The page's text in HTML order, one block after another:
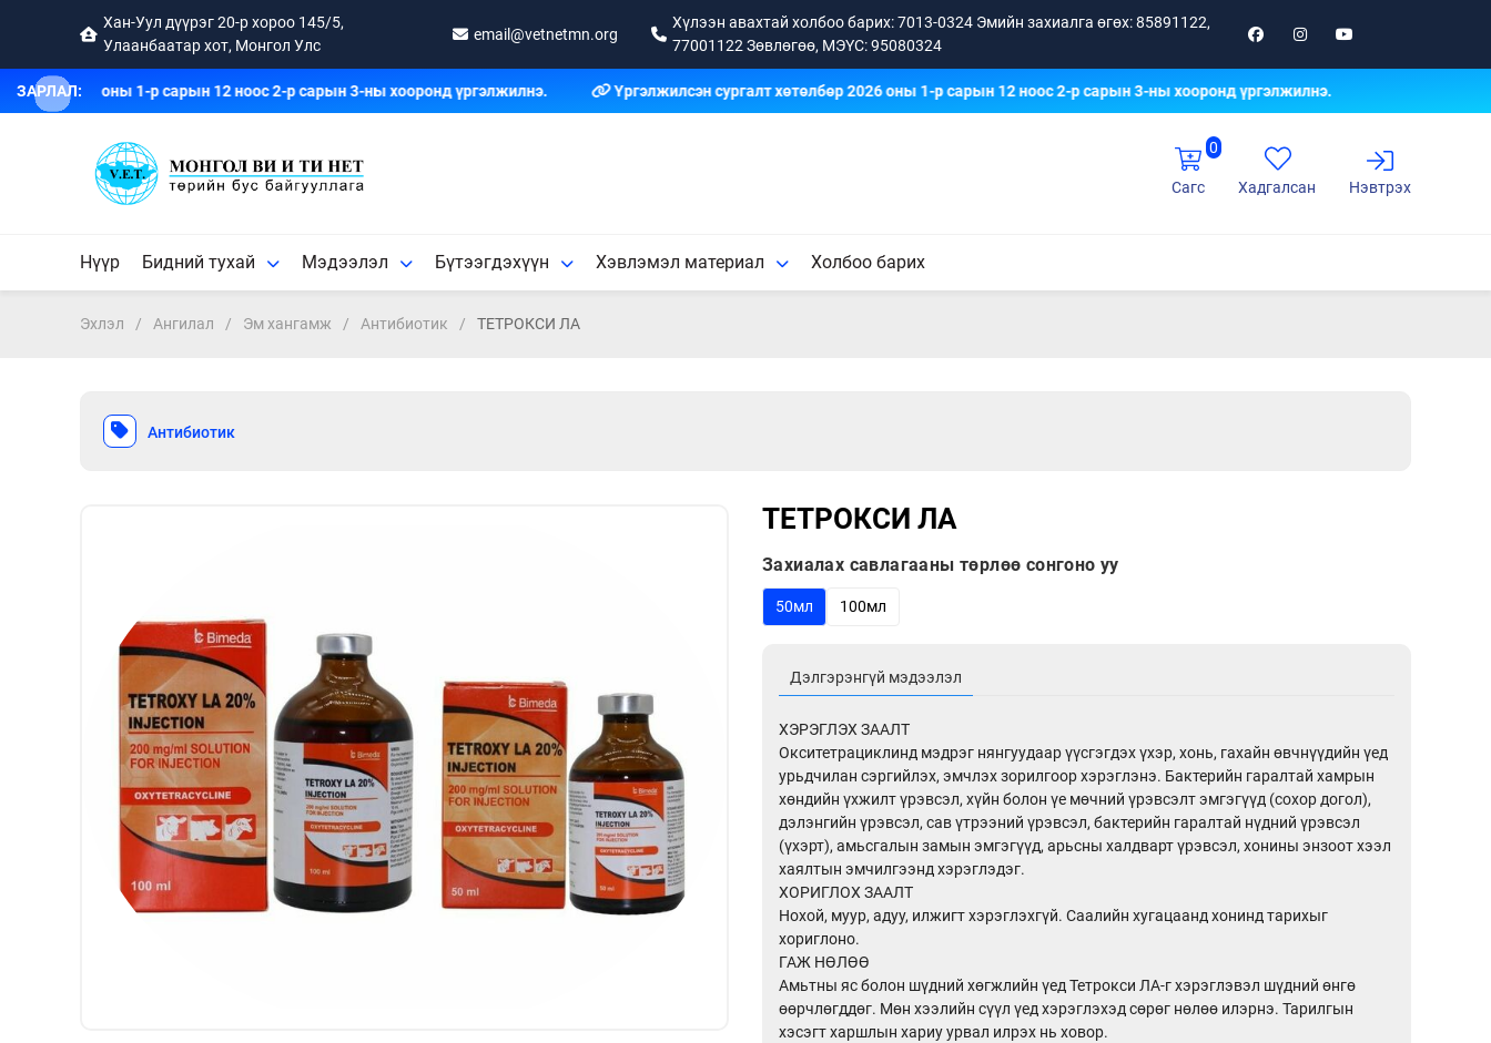
Хан-Уул дүүрэг 20-р хороо 145/5,
Улаанбаатар хот, Монгол Улс
email@vetnetmn.org
Хүлээн авахтай холбоо барих: 7013-0324 Эмийн захиалга өгөх: 85891122,
77001122 Зөвлөгөө, МЭҮС: 95080324
ЗАРЛАЛ:
2026 оны 1-р сарын 12 ноос 2-р сарын 3-ны хооронд үргэлжилнэ. Үргэлжилсэн сургалт хөтөлбөр 2026 оны 1-р сарын 12 ноос 2-р сарын 3-ны хооронд үргэлжилнэ.
0
Сагс Хадгалсан Нэвтрэх
Нүүр Бидний тухай Мэдээлэл Бүтээгдэхүүн Хэвлэмэл материал Холбоо барих
Эхлэл Ангилал Эм хангамж Антибиотик ТЕТРОКСИ ЛА
Антибиотик
ТЕТРОКСИ ЛА
Захиалах савлагааны төрлөө сонгоно уу
50мл 100мл
Дэлгэрэнгүй мэдээлэл
ХЭРЭГЛЭХ ЗААЛТ
Окситетрациклинд мэдрэг нянгуудаар үүсгэгдэх үхэр, хонь, гахайн өвчнүүдийн үед
урьдчилан сэргийлэх, эмчлэх зорилгоор хэрэглэнэ. Бактерийн гаралтай хамрын
хөндийн үхжилт үрэвсэл, хүйн болон үе мөчний үрэвсэлт эмгэгүүд (сохор догол),
дэлэнгийн үрэвсэл, сав үтрээний үрэвсэл, бактерийн гаралтай нүдний үрэвсэл
(үхэрт), амьсгалын замын эмгэгүүд, арьсны халдварт үрэвсэл, хонины энзоот хээл
хаялтын эмчилгээнд хэрэглэдэг.
ХОРИГЛОХ ЗААЛТ
Нохой, муур, адуу, илжигт хэрэглэхгүй. Саалийн хугацаанд хонинд тарихыг
хориглоно.
ГАЖ НӨЛӨӨ
Амьтны яс болон шүдний хөгжлийн үед Тетрокси ЛА-г хэрэглэвэл шүдний өнгө
өөрчлөгддөг. Мөн хээлийн сүүл үед хэрэглэхэд сөрөг нөлөө илэрнэ. Тарилгын
хэсэгт харшлын хариу урвал илрэх нь ховор.